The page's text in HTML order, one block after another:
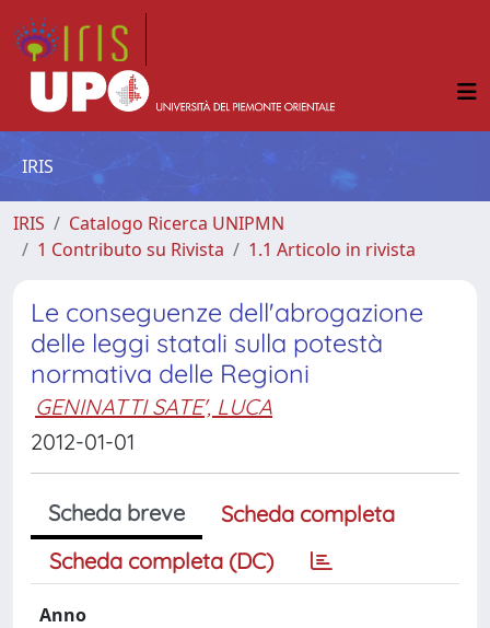
IRIS
IRIS
Catalogo Ricerca UNIPMN
1 Contributo su Rivista
1.1 Articolo in rivista
Le conseguenze dell'abrogazione
delle leggi statali sulla potestà
normativa delle Regioni
GENINATTI SATE', LUCA
2012-01-01
Scheda breve
Scheda completa
Scheda completa (DC)
Anno